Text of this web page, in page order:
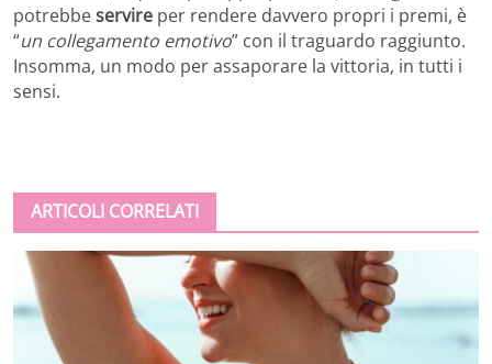
potrebbeservire per rendere davvero propri i premi, è
“un collegamento emotivo” con il traguardo raggiunto.
Insomma, un modo per assaporare la vittoria, in tutti i
sensi.
ARTICOLI CORRELATI